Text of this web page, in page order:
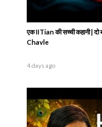
एक IITian की सच्ची कहानी | दो
Chavle
4 days ago